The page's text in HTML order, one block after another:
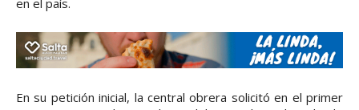
En su petición inicial, la central obrera solicitó en el primer